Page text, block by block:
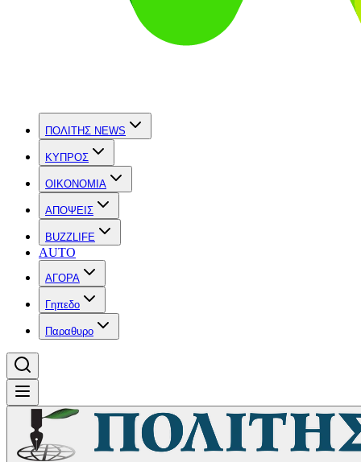
ΠΟΛΙΤΗΣ NEWS
ΚΥΠΡΟΣ
OIKONOMIA
ΑΠΟΨΕΙΣ
BUZZLIFE
AUTO
ΑΓΟΡΑ
Γηπεδο
Παραθυρο